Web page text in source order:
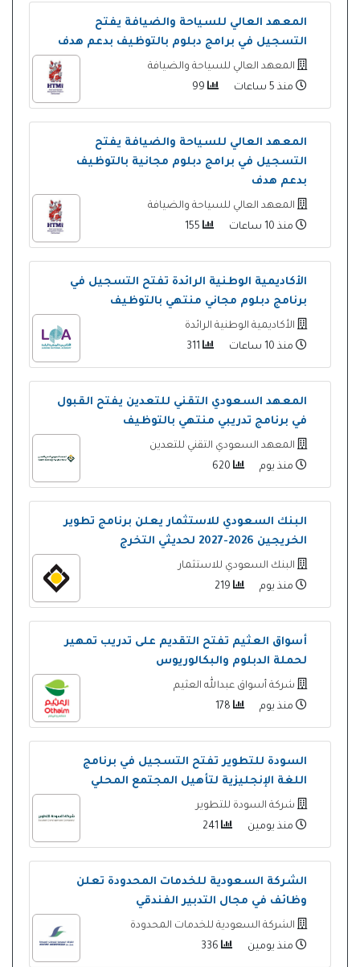
المعهد العالي للسياحة والضيافة يفتح
التسجيل في برامج دبلوم بالتوظيف بدعم هدف
المعهد العالي للسياحة والضيافة
منذ 5 ساعات
المعهد العالي للسياحة والضيافة يفتح
التسجيل في برامج دبلوم مجانية بالتوظيف
بدعم هدف
المعهد العالي للسياحة والضيافة
منذ 10 ساعات
الأكاديمية الوطنية الرائدة تفتح التسجيل في
برنامج دبلوم مجاني منتهي بالتوظيف
الأكاديمية الوطنية الرائدة
منذ 10 ساعات
المعهد السعودي التقني للتعدين يفتح القبول
في برنامج تدريبي منتهي بالتوظيف
المعهد السعودي التقني للتعدين
منذ يوم
البنك السعودي للاستثمار يعلن برنامج تطوير
الخريجين 2026-2027 لحديثي التخرج
البنك السعودي للاستثمار
منذ يوم
أسواق العثيم تفتح التقديم على تدريب تمهير
لحملة الدبلوم والبكالوريوس
شركة أسواق عبدالله العثيم
منذ يوم
السودة للتطوير تفتح التسجيل في برنامج
اللغة الإنجليزية لتأهيل المجتمع المحلي
شركة السودة للتطوير
منذ يومين
الشركة السعودية للخدمات المحدودة تعلن
وظائف في مجال التدبير الفندقي
الشركة السعودية للخدمات المحدودة
منذ يومين